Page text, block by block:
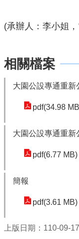
c
a
(承辦人：李小姐
相關檔案
大園公設專通重
pdf(34.98
大園公設專通重
pdf(6.77 MB)
簡報
pdf(3.61 MB)
上版日期：110-09-17